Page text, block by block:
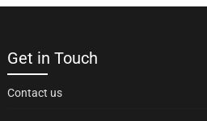
Get in Touch
Contact us